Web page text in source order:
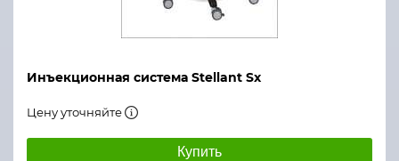
Инъекционная система Stellant Sx
Цену уточняйте
Купить